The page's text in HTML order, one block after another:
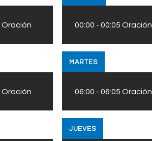
Oración 00:00 -00:05 Oración
Oración
MARTES
06:00 -06:05 Oración
JUEVES